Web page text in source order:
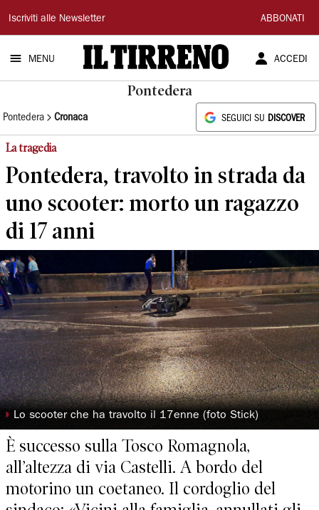
Il
Tirreno
Iscriviti alle Newsletter ABBONATI
MENU ACCEDI
Pontedera
Pontedera Cronaca SEGUICI SU DISCOVER
La tragedia
Pontedera, travolto in strada da
uno scooter: morto un ragazzo
di 17 anni
◗ Lo scooter che ha travolto il 17enne (foto Stick)
È successo sulla Tosco Romagnola,
all’altezza di via Castelli. A bordo del
motorino un coetaneo. Il cordoglio del